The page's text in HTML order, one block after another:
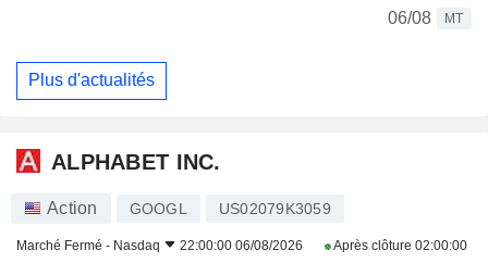
06/08
MT
Plus d'actualités
ALPHABET INC.
Action GOOGL US02079K3059
Marché Fermé - Nasdaq 22:00:00 06/08/2026 Après clôture 02:00:00